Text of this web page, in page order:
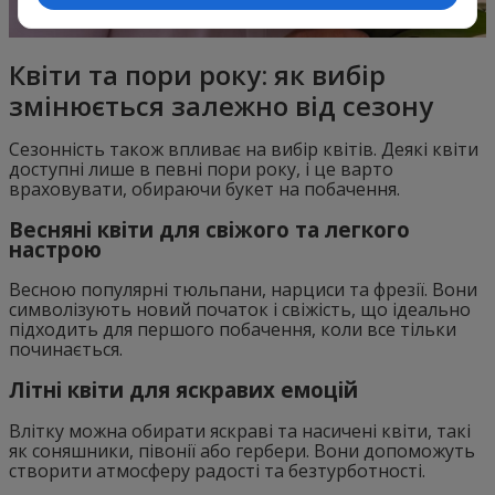
Квіти та пори року: як вибір
змінюється залежно від сезону
Сезонність також впливає на вибір квітів. Деякі квіти
доступні лише в певні пори року, і це варто
враховувати, обираючи букет на побачення.
Весняні квіти для свіжого та легкого
настрою
Весною популярні тюльпани, нарциси та фрезії. Вони
символізують новий початок і свіжість, що ідеально
підходить для першого побачення, коли все тільки
починається.
Літні квіти для яскравих емоцій
Влітку можна обирати яскраві та насичені квіти, такі
як соняшники, півонії або гербери. Вони допоможуть
створити атмосферу радості та безтурботності.